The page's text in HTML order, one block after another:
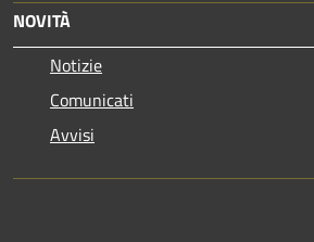
NOVITÀ
Notizie
Comunicati
Avvisi